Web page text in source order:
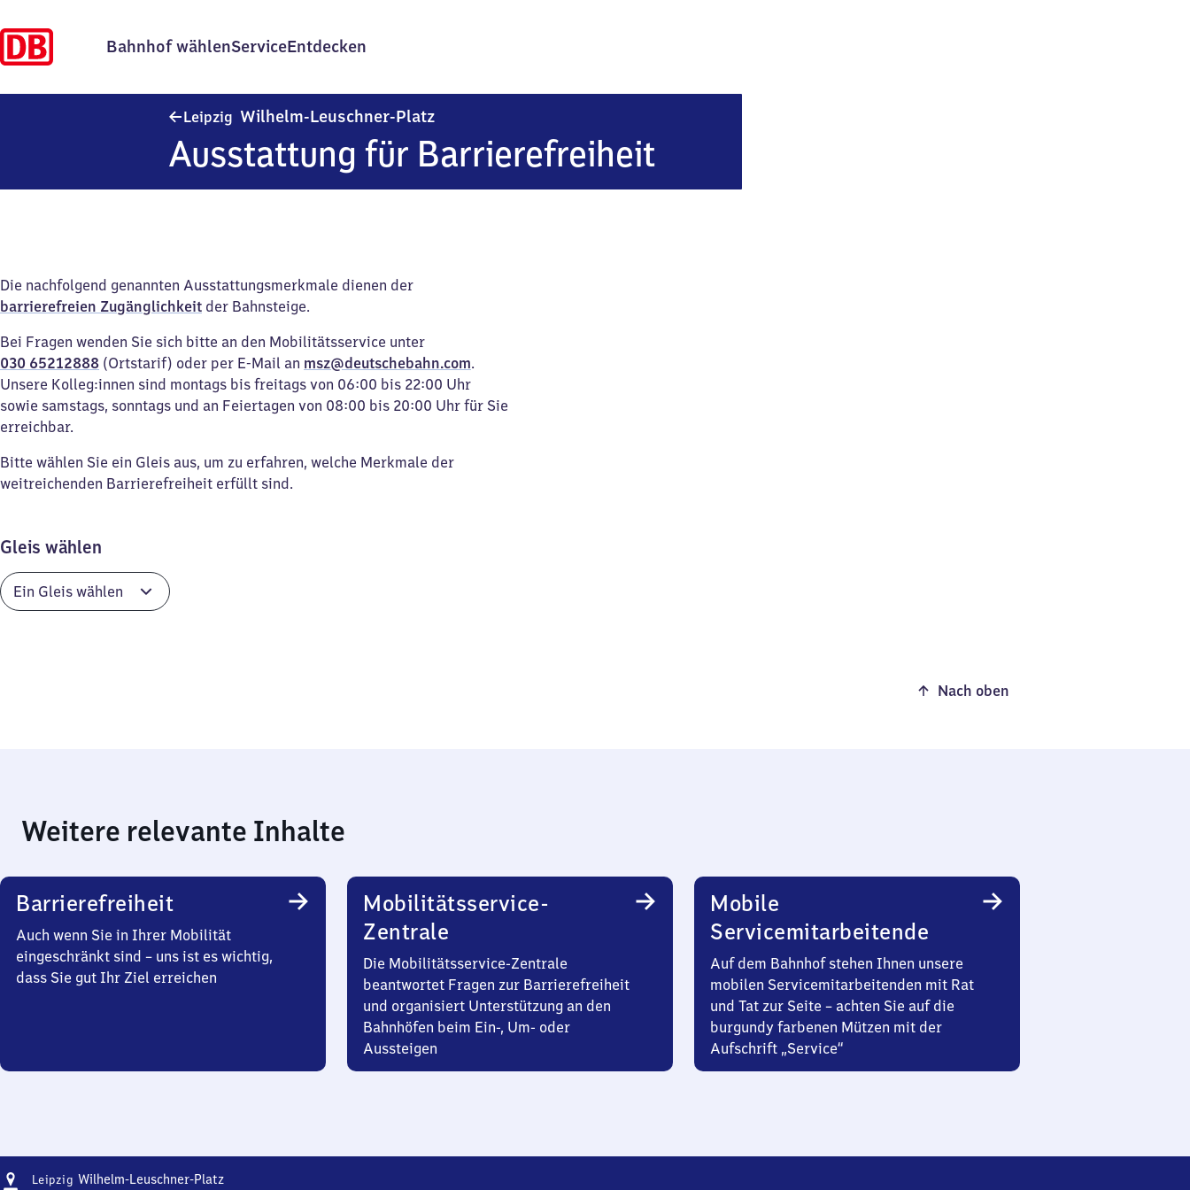
Bahnhof wählenServiceEntdecken
Leipzig Wilhelm-Leuschner-Platz
Ausstattung für Barrierefreiheit
Die nachfolgend genannten Ausstattungsmerkmale dienen der
barrierefreien Zugänglichkeit der Bahnsteige.
Bei Fragen wenden Sie sich bitte an den Mobilitätsservice unter
030 65212888 (Ortstarif) oder per E-Mail an msz@deutschebahn.com.
Unsere Kolleg:innen sind montags bis freitags von 06:00 bis 22:00 Uhr
sowie samstags, sonntags und an Feiertagen von 08:00 bis 20:00 Uhr für Sie
erreichbar.
Bitte wählen Sie ein Gleis aus, um zu erfahren, welche Merkmale der
weitreichenden Barrierefreiheit erfüllt sind.
Gleis wählen
Nach oben
Weitere relevante Inhalte
Barrierefreiheit
Auch wenn Sie in Ihrer Mobilität
eingeschränkt sind – uns ist es wichtig,
dass Sie gut Ihr Ziel erreichen
Mobilitätsservice-
Zentrale
Die Mobilitätsservice-Zentrale
beantwortet Fragen zur Barrierefreiheit
und organisiert Unterstützung an den
Bahnhöfen beim Ein-, Um- oder
Aussteigen
Mobile
Servicemitarbeitende
Auf dem Bahnhof stehen Ihnen unsere
mobilen Servicemitarbeitenden mit Rat
und Tat zur Seite – achten Sie auf die
burgundy farbenen Mützen mit der
Aufschrift „Service“
Adresse
Leipzig Wilhelm-Leuschner-PlatzLeipzig